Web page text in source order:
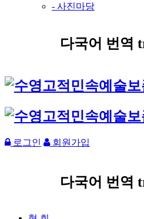
- 사진마당
다국어 번역
로그인 회원가입
다국어 번역